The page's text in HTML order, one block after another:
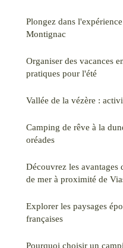
Plongez dans
Montignac
Organiser des vacances
pratiques pour l'été
Vallée de la vézère :
Camping de rêve à la
oréades
Découvrez les
de mer à proximité de
Explorer les paysages
françaises
Pourquoi choisir un